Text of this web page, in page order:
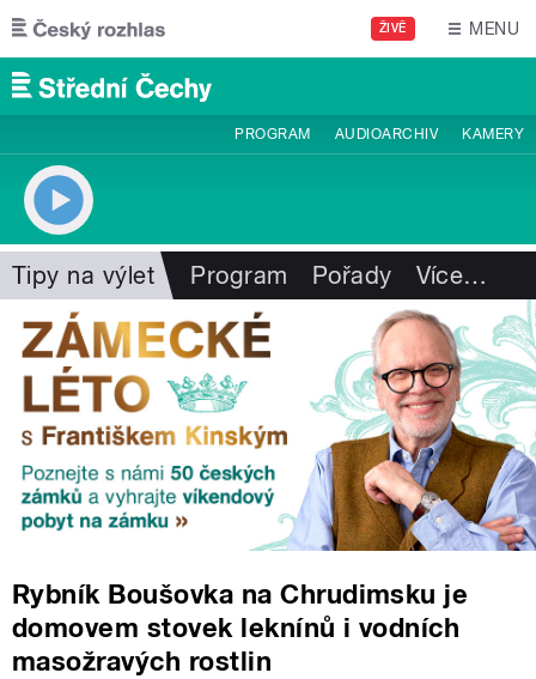
Přejít k hlavnímu obsahu
ŽIVĚ MENU
PROGRAM AUDIOARCHIV KAMERY
Tipy na výlet Program Pořady Více…
Rybník Boušovka na Chrudimsku je
domovem stovek leknínů i vodních
masožravých rostlin